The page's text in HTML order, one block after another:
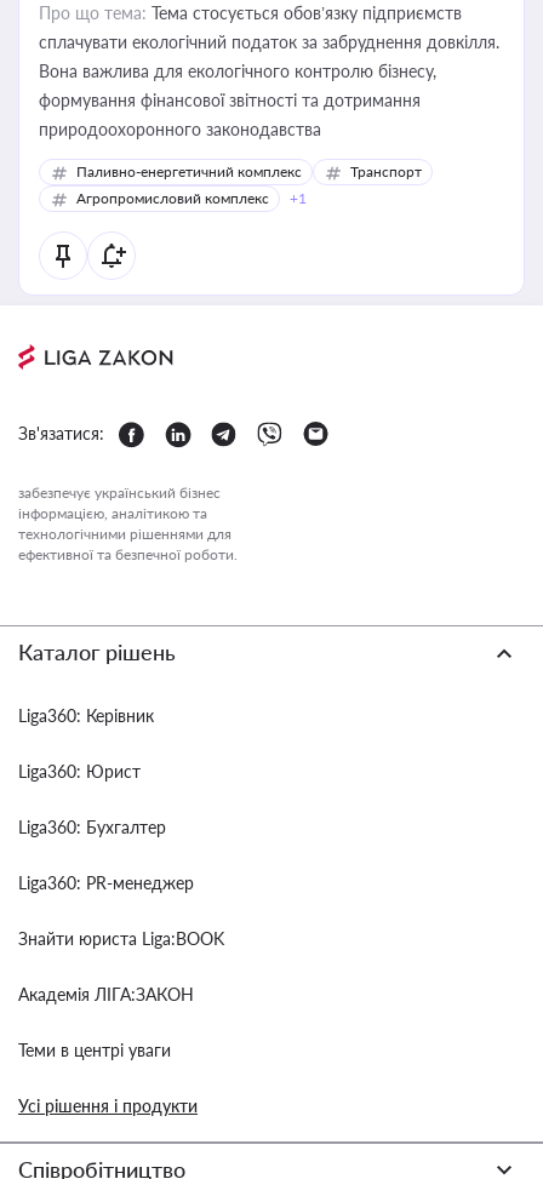
Про що тема: Тема стосується обов’язку підприємств
сплачувати екологічний податок за забруднення довкілля.
Вона важлива для екологічного контролю бізнесу,
формування фінансової звітності та дотримання
природоохоронного законодавства
Паливно-енергетичний комплекс
Транспорт
Агропромисловий комплекс
+1
Зв'язатися:
забезпечує український бізнес
інформацією, аналітикою та
технологічними рішеннями для
ефективної та безпечної роботи.
Каталог рішень
Liga360: Керівник
Liga360: Юрист
Liga360: Бухгалтер
Liga360: PR-менеджер
Знайти юриста Liga:BOOK
Академія ЛІГА:ЗАКОН
Теми в центрі уваги
Усі рішення і продукти
Співробітництво